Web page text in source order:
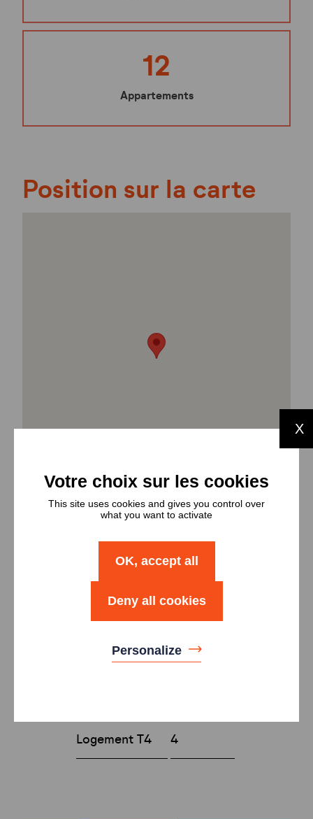
12
Appartements
Position sur la carte
Types et
nombres de
logements
Type Nombre
Logement T4 4
X
This site uses cookies and gives you control over
what you want to activate
OK, accept all
Deny all cookies
Personalize